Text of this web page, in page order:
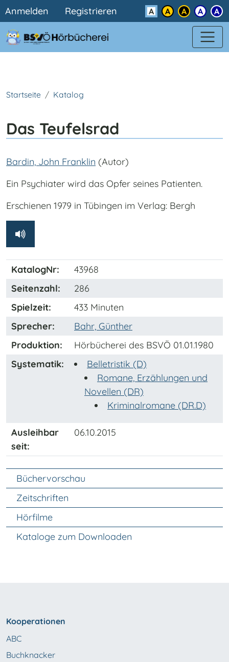
Direkt zum Inhalt
Benutzermenü
Anmelden Registrieren Kontrast
Startseite Katalog
Das Teufelsrad
Bardin, John Franklin (Autor)
Ein Psychiater wird das Opfer seines Patienten.
Erschienen 1979 in Tübingen im Verlag: Bergh
KatalogNr:
43968
Seitenzahl:
286
Spielzeit:
433 Minuten
Sprecher:
Bahr, Günther
Produktion:
Hörbücherei des BSVÖ 01.01.1980
Systematik:
Belletristik (D)
Romane, Erzählungen und
Novellen (DR)
Kriminalromane (DR.D)
Ausleihbar
seit:
06.10.2015
Unter Navigation
Büchervorschau
Zeitschriften
Hörfilme
Kataloge zum Downloaden
Kooperationen
ABC
Buchknacker